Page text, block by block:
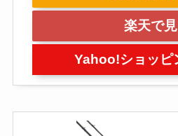
楽天で
Yahoo!ショッピ